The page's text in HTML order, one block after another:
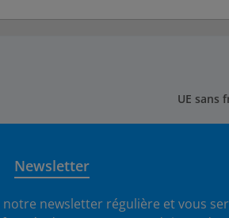
UE sans
Newsletter
newsletter régulière et vous